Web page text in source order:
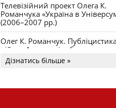
Телевізійний проект Олега К.
Романчука «Україна в
(2006–2007 рр.)
Олег К. Романчук.
війни. Акценти і табу
Дізнатись більше »